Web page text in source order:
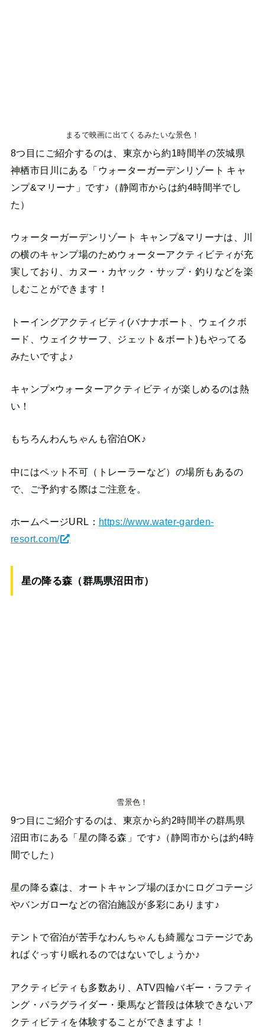
まるで映画に出てくるみたいな景色！
8つ目にご紹介するのは、東京から約1時間半の茨城県
神栖市日川にある「ウォーターガーデンリゾート キャ
ンプ&マリーナ」です♪（静岡市からは約4時間半でし
た）
ウォーターガーデンリゾート キャンプ&マリーナは、川
の横のキャンプ場のためウォーターアクティビティが充
実しており、カヌー・カヤック・サップ・釣りなどを楽
しむことができます！
トーイングアクティビティ(バナナボート、ウェイクボ
ード、ウェイクサーフ、ジェット＆ボート)もやってる
みたいですよ♪
キャンプ×ウォーターアクティビティが楽しめるのは熱
い！
もちろんわんちゃんも宿泊OK♪
中にはペット不可（トレーラーなど）の場所もあるの
で、ご予約する際はご注意を。
ホームページURL： https://www.water-garden-
resort.com/
星の降る森（群馬県沼田市）
雪景色！
9つ目にご紹介するのは、東京から約2時間半の群馬県
沼田市にある「星の降る森」です♪（静岡市からは約4時
間でした）
星の降る森は、オートキャンプ場のほかにログコテージ
やバンガローなどの宿泊施設が多彩にあります♪
テントで宿泊が苦手なわんちゃんも綺麗なコテージであ
ればぐっすり眠れるのではないでしょうか♪
アクティビティも多数あり、ATV四輪バギー・ラフティ
ング・パラグライダー・乗馬など普段は体験できないア
クティビティを体験することができますよ！